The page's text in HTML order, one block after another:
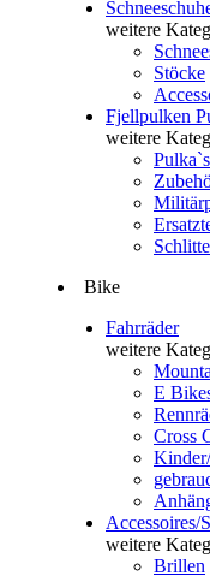
weitere
Stöcke
Fjellpulken
weitere
Bike
Fahrräder
weitere
E
Cross
Accessoires/
weitere
Brillen